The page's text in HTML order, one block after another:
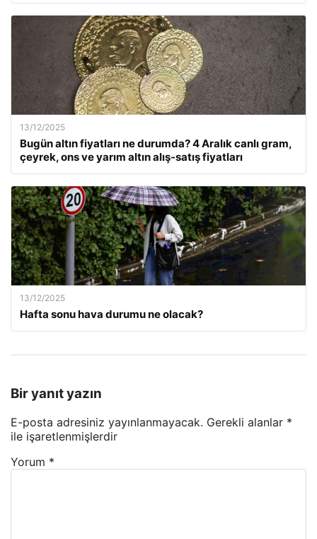
13/12/2025
Bugün altın fiyatları ne durumda? 4 Aralık canlı gram,
çeyrek, ons ve yarım altın alış-satış fiyatları
13/12/2025
Hafta sonu hava durumu ne olacak?
Bir yanıt yazın
E-posta adresiniz yayınlanmayacak. Gerekli alanlar *
ile işaretlenmişlerdir
Yorum *